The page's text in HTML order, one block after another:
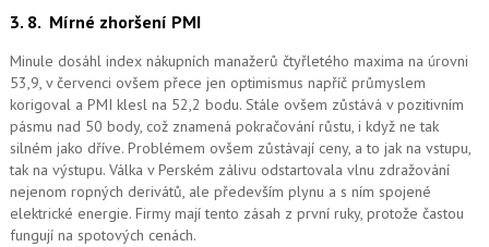
3. 8. Mírné zhoršení PMI
Minule dosáhl index nákupních manažerů čtyřletého maxima na úrovni
53,9, v červenci ovšem přece jen optimismus napříč průmyslem
korigoval a PMI klesl na 52,2 bodu. Stále ovšem zůstává v pozitivním
pásmu nad 50 body, což znamená pokračování růstu, i když ne tak
silném jako dříve. Problémem ovšem zůstávají ceny, a to jak na vstupu,
tak na výstupu. Válka v Perském zálivu odstartovala vlnu zdražování
nejenom ropných derivátů, ale především plynu a s ním spojené
elektrické energie. Firmy mají tento zásah z první ruky, protože častou
fungují na spotových cenách.